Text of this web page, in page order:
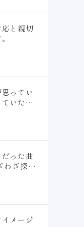
と親切
ってい
いただ
った曲
わざ探し
メージ